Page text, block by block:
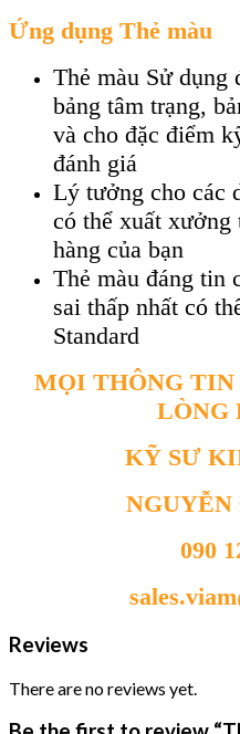
Ứng dụng Thẻ màu
Thẻ màu Sử dụng
bảng tâm trạng,
và cho đặc điểm
đánh giá
Lý tưởng cho các
có thể xuất
hàng của bạn
Thẻ màu đáng tin
sai thấp nhất có
Standard
MỌI THÔNG
LÒNG
KỸ SƯ
090
Reviews
There are no reviews yet.